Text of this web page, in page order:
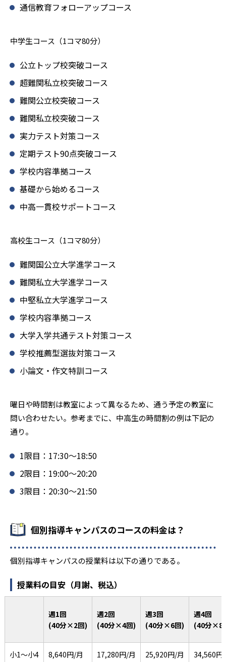
通信教育フォローアップコース
中学生コース（1コマ80分）
公立トップ校突破コース
超難関私立校突破コース
難関公立校突破コース
難関私立校突破コース
実力テスト対策コース
定期テスト90点突破コース
学校内容準拠コース
基礎から始めるコース
中高一貫校サポートコース
高校生コース（1コマ80分）
難関国公立大学進学コース
難関私立大学進学コース
中堅私立大学進学コース
学校内容準拠コース
大学入学共通テスト対策コース
学校推薦型選抜対策コース
小論文・作文特訓コース
曜日や時間割は教室によって異なるため、通う予定の教室に
問い合わせたい。参考までに、中高生の時間割の例は下記の
通り。
1限目：17:30〜18:50
2限目：19:00〜20:20
3限目：20:30〜21:50
個別指導キャンパスのコースの料金は？
個別指導キャンパスの授業料は以下の通りである。
授業料の目安（月謝、税込）
週1回
(40分×2回)
週2回
(40分×4回)
週3回
(40分×6回)
週4回
(40分×8
小1〜小4 8,640円/月 17,280円/月 25,920円/月 34,560円